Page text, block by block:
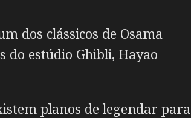
dos clássicos de Osama
estúdio Ghibli, Hayao
planos de legendar para